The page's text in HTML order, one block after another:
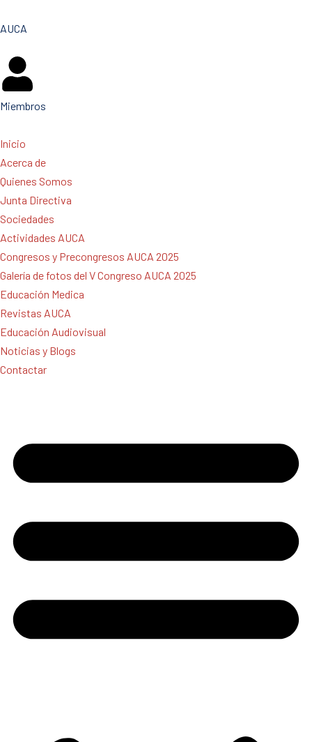
AUCA
Miembros
Inicio
Acerca de
Quienes Somos
Junta Directiva
Sociedades
Actividades AUCA
Congresos y Precongresos AUCA 2025
Galería de fotos del V Congreso AUCA 2025
Educación Medica
Revistas AUCA
Educación Audiovisual
Noticias y Blogs
Contactar